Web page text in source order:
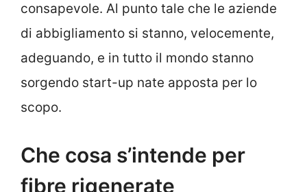
consapevole. Al punto tale che le aziende
di abbigliamento si stanno, velocemente,
adeguando, e in tutto il mondo stanno
sorgendo start-up nate apposta per lo
scopo.
Che cosa s’intende per
fibre rigenerate